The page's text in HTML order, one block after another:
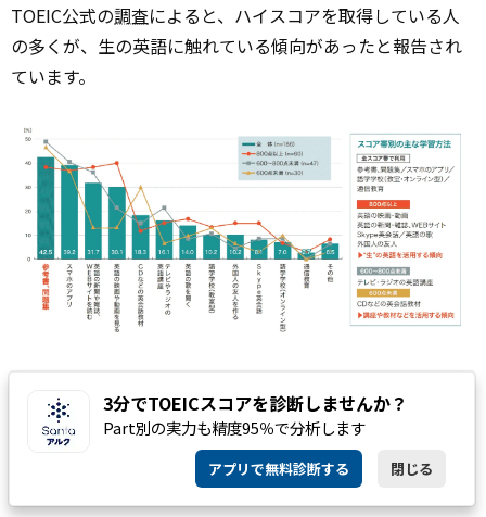
TOEIC公式の調査によると、ハイスコアを取得している人
の多くが、生の英語に触れている傾向があったと報告され
ています。
映画や動画の他にも 音楽を聞いたり、外国人の友人と会話
したりすることも有効な手段です。
3分でTOEICスコアを診断しませんか？
Part別の実力も精度95％で分析します
アプリで無料診断する 閉じる